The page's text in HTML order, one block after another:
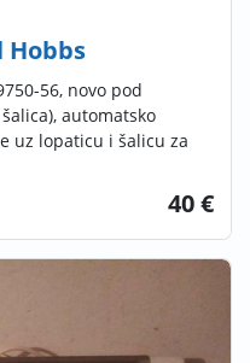
Hobbs
56, novo pod
automatsko
uz lopaticu i šalicu za
40 €